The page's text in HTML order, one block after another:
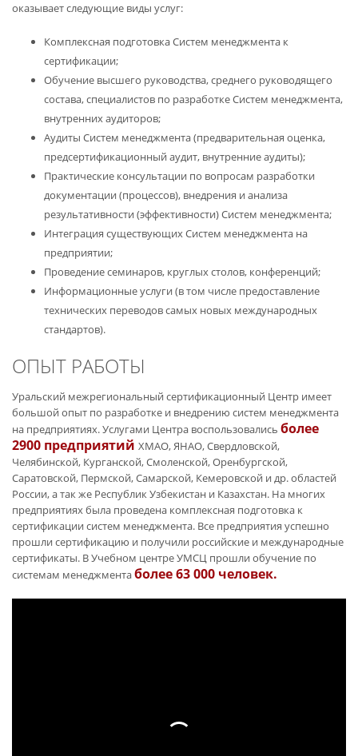
оказывает следующие виды услуг:
Комплексная подготовка Систем менеджмента к
сертификации;
Обучение высшего руководства, среднего руководящего
состава, специалистов по разработке Систем менеджмента,
внутренних аудиторов;
Аудиты Систем менеджмента (предварительная оценка,
предсертификационный аудит, внутренние аудиты);
Практические консультации по вопросам разработки
документации (процессов), внедрения и анализа
результативности (эффективности) Систем менеджмента;
Интеграция существующих Систем менеджмента на
предприятии;
Проведение семинаров, круглых столов, конференций;
Информационные услуги (в том числе предоставление
технических переводов самых новых международных
стандартов).
ОПЫТ РАБОТЫ
Уральский межрегиональный сертификационный Центр имеет
большой опыт по разработке и внедрению систем менеджмента
на предприятиях. Услугами Центра воспользовались более
2900 предприятий ХМАО, ЯНАО, Свердловской,
Челябинской, Курганской, Смоленской, Оренбургской,
Саратовской, Пермской, Самарской, Кемеровской и др. областей
России, а так же Республик Узбекистан и Казахстан. На многих
предприятиях была проведена комплексная подготовка к
сертификации систем менеджмента. Все предприятия успешно
прошли сертификацию и получили российские и международные
сертификаты. В Учебном центре УМСЦ прошли обучение по
системам менеджментаболее 63 000 человек.